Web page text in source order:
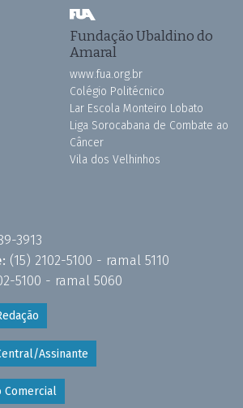
Fundação Ubaldino do
Amaral
www.fua.org.br
Colégio Politécnico
Lar Escola Monteiro Lobato
Liga Sorocabana de Combate ao
Câncer
Vila dos Velhinhos
3913
(15) 2102-5100 - ramal 5110
5100 - ramal 5060
Assinante
Comercial